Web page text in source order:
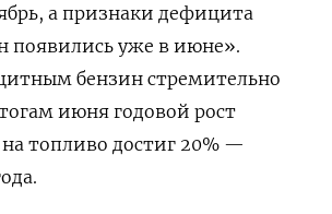
а признаки дефицита
появились уже в июне».
бензин стремительно
июня годовой рост
топливо достиг 20% —